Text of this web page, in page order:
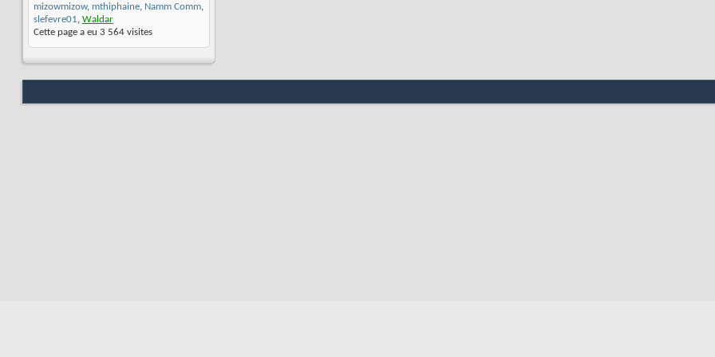
mizowmizow, mthiphaine, Namm Comm,
slefevre01, Waldar
Cette page a eu 3 564 visites